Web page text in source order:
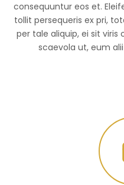
consequuntur eos et.
tollit persequeris ex pri,
per tale aliquip, ei sit viris
scaevola ut, eum